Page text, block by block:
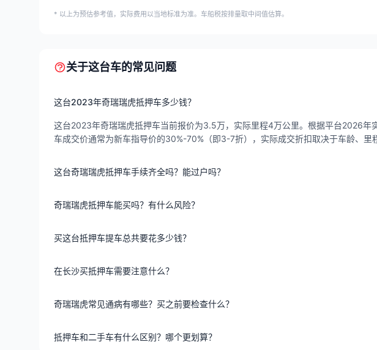
* 以上为预估参考值，实际费用以当地标准为准。车船税按排量取中间值估算。
关于这台车的常见问题
这台2023年奇瑞瑞虎抵押车多少钱？
这台2023年奇瑞瑞虎抵押车当前报价为3.5万，实际里程4万公里。根据平台2026
车成交价通常为新车指导价的30%-70%（即3-7折），实际成交折扣取决于车龄、里
这台奇瑞瑞虎抵押车手续齐全吗？能过户吗？
奇瑞瑞虎抵押车能买吗？有什么风险？
买这台抵押车提车总共要花多少钱？
在长沙买抵押车需要注意什么？
奇瑞瑞虎常见通病有哪些？买之前要检查什么？
抵押车和二手车有什么区别？哪个更划算？